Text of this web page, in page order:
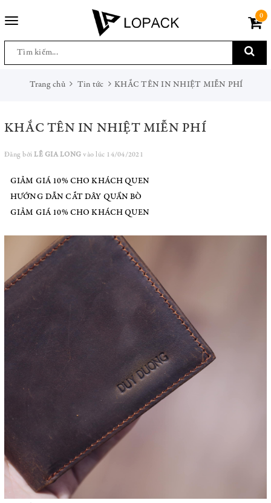
Toggle
0
Trang chủ Tin tức KHẮC TÊN IN NHIỆT MIỄN PHÍ
KHẮC TÊN IN NHIỆT MIỄN PHÍ
Đăng bởiLÊ GIA LONG vào lúc 14/04/2021
GIẢM GIÁ 10% CHO KHÁCH QUEN
HƯỚNG DẪN CẮT DÂY QUẦN BÒ
GIẢM GIÁ 10% CHO KHÁCH QUEN